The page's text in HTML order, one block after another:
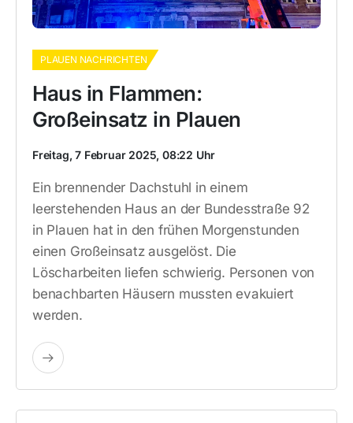
PLAUEN NACHRICHTEN
Haus in Flammen:
Großeinsatz in Plauen
Freitag, 7 Februar 2025, 08:22 Uhr
Ein brennender Dachstuhl in einem
leerstehenden Haus an der Bundesstraße 92
in Plauen hat in den frühen Morgenstunden
einen Großeinsatz ausgelöst. Die
Löscharbeiten liefen schwierig. Personen von
benachbarten Häusern mussten evakuiert
werden.